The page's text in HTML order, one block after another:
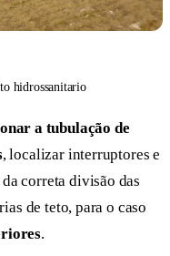
hidrossanitario
a tubulação de
, localizar interruptores e
correta divisão das
de teto, para o caso
.